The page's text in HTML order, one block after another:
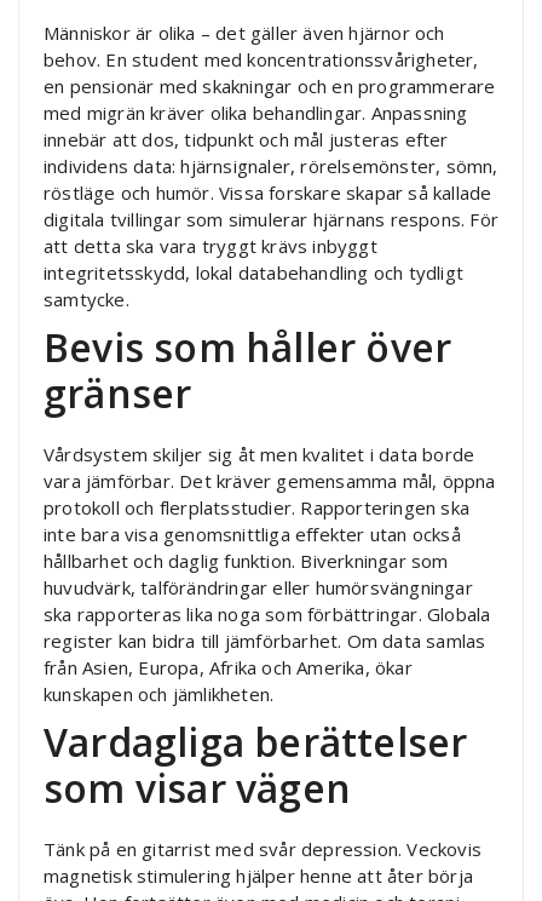
Människor är olika – det gäller även hjärnor och
behov. En student med koncentrationssvårigheter,
en pensionär med skakningar och en programmerare
med migrän kräver olika behandlingar. Anpassning
innebär att dos, tidpunkt och mål justeras efter
individens data: hjärnsignaler, rörelsemönster, sömn,
röstläge och humör. Vissa forskare skapar så kallade
digitala tvillingar som simulerar hjärnans respons. För
att detta ska vara tryggt krävs inbyggt
integritetsskydd, lokal databehandling och tydligt
samtycke.
Bevis som håller över
gränser
Vårdsystem skiljer sig åt men kvalitet i data borde
vara jämförbar. Det kräver gemensamma mål, öppna
protokoll och flerplatsstudier. Rapporteringen ska
inte bara visa genomsnittliga effekter utan också
hållbarhet och daglig funktion. Biverkningar som
huvudvärk, talförändringar eller humörsvängningar
ska rapporteras lika noga som förbättringar. Globala
register kan bidra till jämförbarhet. Om data samlas
från Asien, Europa, Afrika och Amerika, ökar
kunskapen och jämlikheten.
Vardagliga berättelser
som visar vägen
Tänk på en gitarrist med svår depression. Veckovis
magnetisk stimulering hjälper henne att åter börja